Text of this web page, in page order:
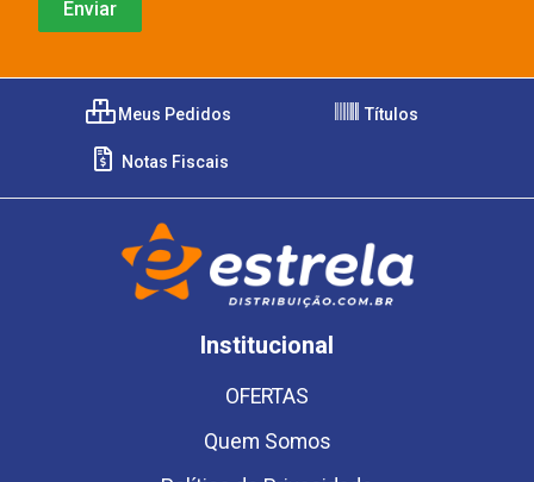
Meus Pedidos Títulos
Notas Fiscais
Institucional
OFERTAS
Quem Somos